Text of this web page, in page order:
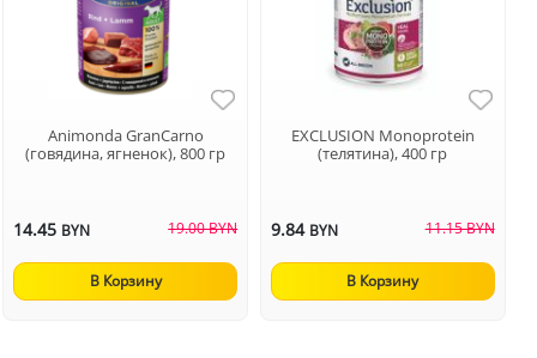
Animonda GranCarno
(говядина, ягненок), 800 гр
14.45 BYN 19.00 BYN
В Корзину
EXCLUSION Monoprotein
(телятина), 400 гр
9.84 BYN 11.15 BYN
В Корзину